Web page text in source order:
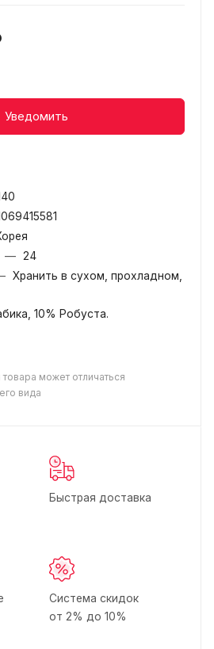
Уведомить
— 24
Хранить в сухом, прохладном,
10% Робуста.
может отличаться
вида
Быстрая доставка
Система скидок
от 2% до 10%